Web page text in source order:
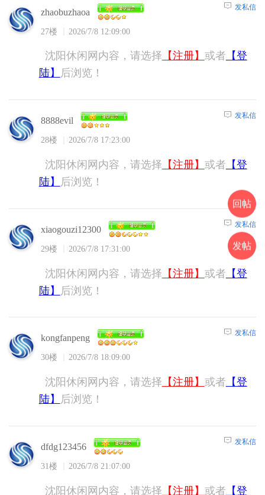
zhaobuzhaoa
27楼 2026/7/8 12:09:00
发私信
沈阳休闲网内容，请选择 【注册】 或者 【登
陆】
后浏览！
8888evil
28楼 2026/7/8 17:23:00
发私信
沈阳休闲网内容，请选择 【注册】 或者 【登
陆】
后浏览！
xiaogouzi12300
29楼 2026/7/8 17:31:00
发私信
沈阳休闲网内容，请选择 【注册】 或者 【登
陆】
后浏览！
kongfanpeng
30楼 2026/7/8 18:09:00
发私信
沈阳休闲网内容，请选择 【注册】 或者 【登
陆】
后浏览！
dfdg123456
31楼 2026/7/8 21:07:00
发私信
沈阳休闲网内容，请选择 【注册】 或者 【登
回帖
发帖